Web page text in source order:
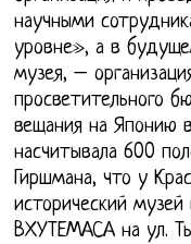
научными
уровне», а в
музея, –
просветительного
вещания на Японию
насчитывала 600
Гиршмана, что у
исторический
ВХУТЕМАСА на ул.